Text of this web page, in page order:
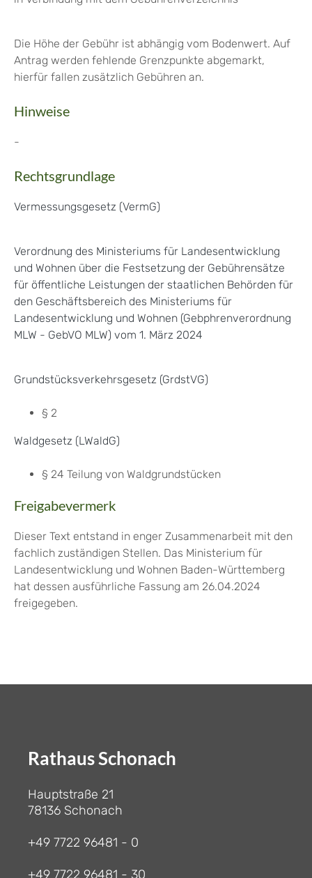
Die Höhe der Gebühr ist abhängig vom Bodenwert. Auf
Antrag werden fehlende Grenzpunkte abgemarkt,
hierfür fallen zusätzlich Gebühren an.
Hinweise
-
Rechtsgrundlage
Vermessungsgesetz (VermG)
Verordnung des Ministeriums für Landesentwicklung
und Wohnen über die Festsetzung der Gebührensätze
für öffentliche Leistungen der staatlichen Behörden für
den Geschäftsbereich des Ministeriums für
Landesentwicklung und Wohnen (Gebphrenverordnung
MLW - GebVO MLW) vom 1. März 2024
Grundstücksverkehrsgesetz (GrdstVG)
§ 2
Waldgesetz (LWaldG)
§ 24 Teilung von Waldgrundstücken
Freigabevermerk
Dieser Text entstand in enger Zusammenarbeit mit den
fachlich zuständigen Stellen. Das Ministerium für
Landesentwicklung und Wohnen Baden-Württemberg
hat dessen ausführliche Fassung am 26.04.2024
freigegeben.
Rathaus Schonach
Hauptstraße 21
78136 Schonach
+49 7722 96481 - 0
+49 7722 96481 - 30